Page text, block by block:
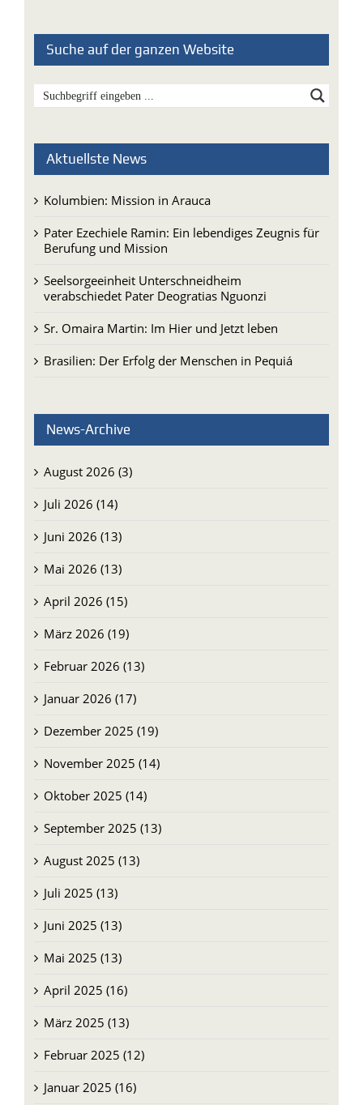
Suche auf der ganzen Website
Aktuellste News
Kolumbien: Mission in Arauca
Pater Ezechiele Ramin: Ein lebendiges Zeugnis für
Berufung und Mission
Seelsorgeeinheit Unterschneidheim
verabschiedet Pater Deogratias Nguonzi
Sr. Omaira Martin: Im Hier und Jetzt leben
Brasilien: Der Erfolg der Menschen in Pequiá
News-Archive
August 2026 (3)
Juli 2026 (14)
Juni 2026 (13)
Mai 2026 (13)
April 2026 (15)
März 2026 (19)
Februar 2026 (13)
Januar 2026 (17)
Dezember 2025 (19)
November 2025 (14)
Oktober 2025 (14)
September 2025 (13)
August 2025 (13)
Juli 2025 (13)
Juni 2025 (13)
Mai 2025 (13)
April 2025 (16)
März 2025 (13)
Februar 2025 (12)
Januar 2025 (16)